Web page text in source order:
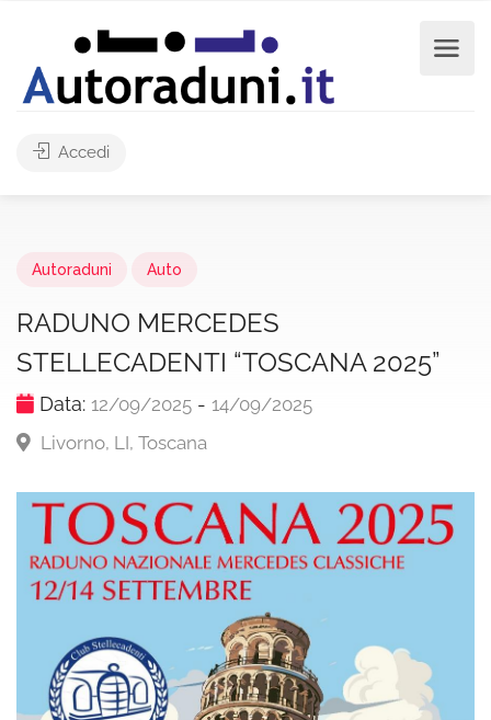
Accedi
Autoraduni Auto
RADUNO MERCEDES
STELLECADENTI “TOSCANA 2025”
Data: 12/09/2025 - 14/09/2025
Livorno, LI, Toscana